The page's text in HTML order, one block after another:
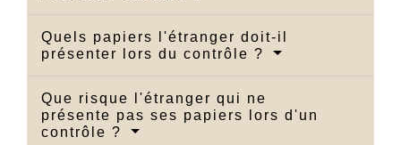
Quels papiers l'étranger doit-il
présenter lors du contrôle ?
Que risque l'étranger qui ne
présente pas ses papiers lors d'un
contrôle ?